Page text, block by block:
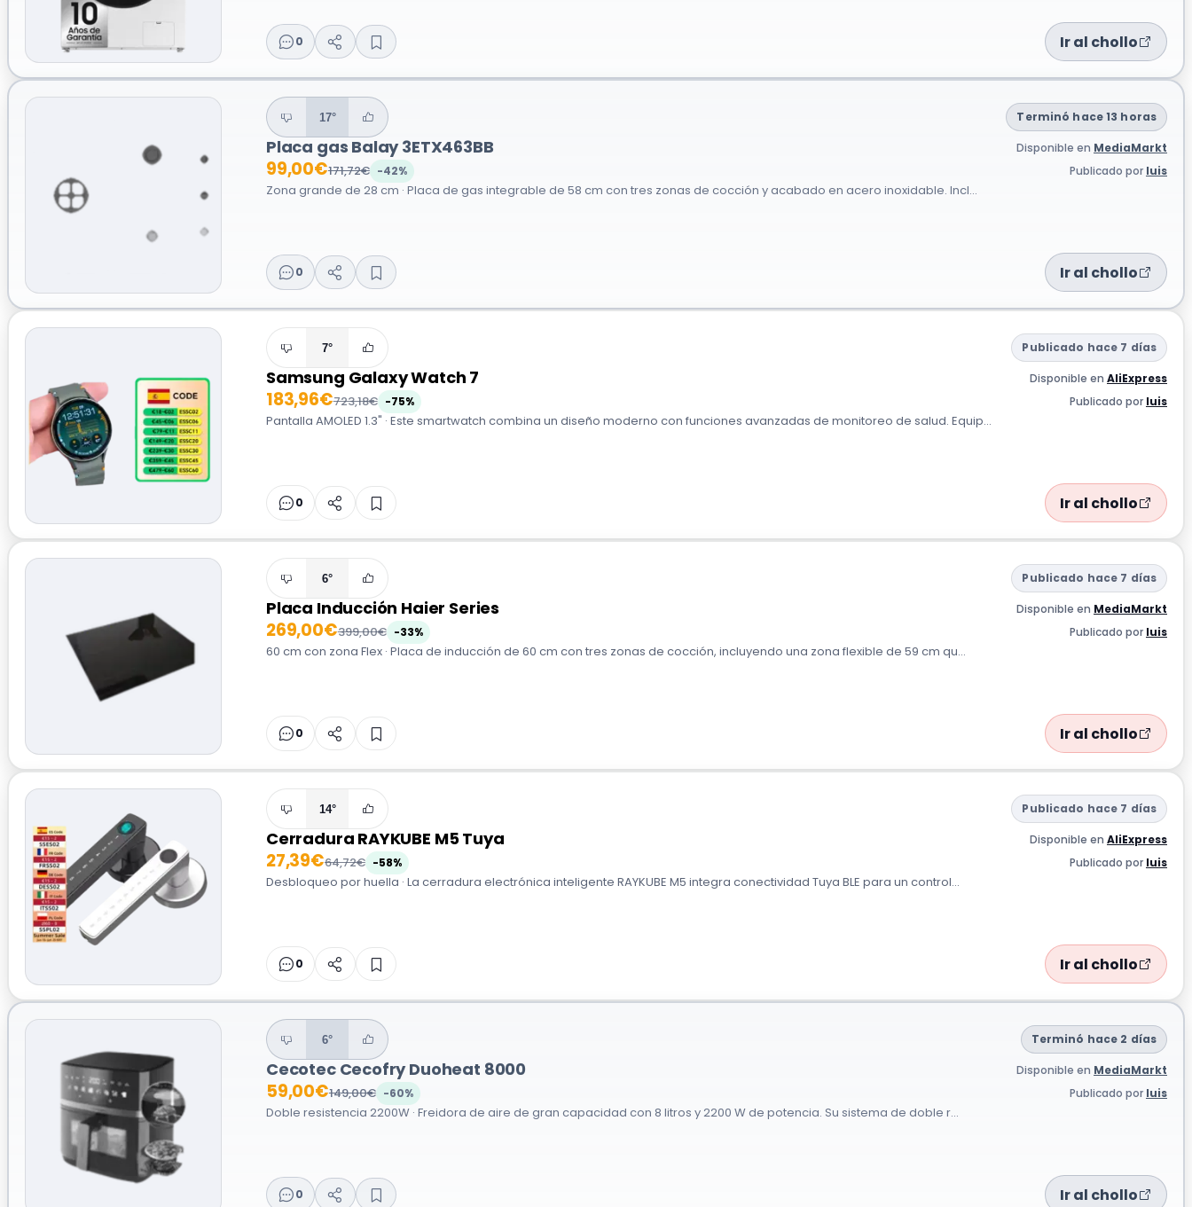
0 Ir al chollo
17° Terminó hace 13 horas
Placa gas Balay 3ETX463BB Disponible en MediaMarkt
99,00€171,72€ -42% Publicado por luis
Zona grande de 28 cm · Placa de gas integrable de 58 cm con tres zonas de cocción y acabado en acero inoxidable. Incl...
0 Ir al chollo
7° Publicado hace 7 días
Samsung Galaxy Watch 7 Disponible en AliExpress
183,96€723,18€ -75% Publicado por luis
Pantalla AMOLED 1.3" · Este smartwatch combina un diseño moderno con funciones avanzadas de monitoreo de salud. Equip...
0 Ir al chollo
6° Publicado hace 7 días
Placa Inducción Haier Series Disponible en MediaMarkt
269,00€399,00€ -33% Publicado por luis
60 cm con zona Flex · Placa de inducción de 60 cm con tres zonas de cocción, incluyendo una zona flexible de 59 cm qu...
0 Ir al chollo
14° Publicado hace 7 días
Cerradura RAYKUBE M5 Tuya Disponible en AliExpress
27,39€64,72€ -58% Publicado por luis
Desbloqueo por huella · La cerradura electrónica inteligente RAYKUBE M5 integra conectividad Tuya BLE para un control...
0 Ir al chollo
6° Terminó hace 2 días
Cecotec Cecofry Duoheat 8000 Disponible en MediaMarkt
59,00€149,00€ -60% Publicado por luis
Doble resistencia 2200W · Freidora de aire de gran capacidad con 8 litros y 2200 W de potencia. Su sistema de doble r...
0 Ir al chollo